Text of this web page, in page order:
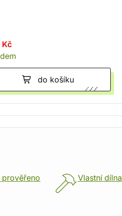
Kč
do košíku
prověřeno
Vlastní dílna